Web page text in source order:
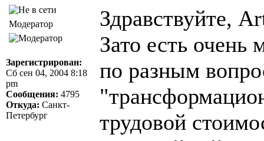
Модератор
Зарегистрирован:
Сб сен 04, 2004 8:18
pm
Сообщения: 4795
Откуда: Санкт-
Петербург
Здравствуйте,
Зато есть очень
по разным
трудовой